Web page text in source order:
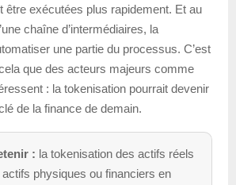
être exécutées plus rapidement. Et au
chaîne d’intermédiaires, la
une partie du processus. C’est
que des acteurs majeurs comme
: la tokenisation pourrait devenir
de la finance de demain.
: la tokenisation des actifs réels
physiques ou financiers en